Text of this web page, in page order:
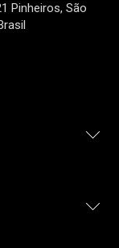
Pinheiros, São